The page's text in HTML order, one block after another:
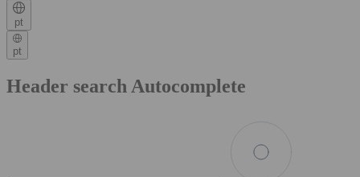
pt
pt
Header search Autocomplete